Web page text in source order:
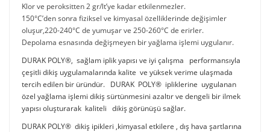
Klor ve peroksitten 2 gr/lt’ye kadar etkilenmezler.
150°C’den sonra fiziksel ve kimyasal özelliklerinde değişimler
oluşur,220-240°C de yumuşar ve 250-260°C de erirler.
Depolama esnasında değişmeyen bir yağlama işlemi uygulanır.
DURAK POLY®, sağlam iplik yapısı ve iyi çalışma performansıyla
çeşitli dikiş uygulamalarında kalite ve yüksek verime ulaşmada
tercih edilen bir üründür. DURAK POLY® ipliklerine uygulanan
özel yağlama işlemi dikiş sürtünmesini azaltır ve dengeli bir ilmek
yapısı oluşturarak kaliteli dikiş görünüşü sağlar.
DURAK POLY® dikiş ipikleri ,kimyasal etkilere , dış hava şartlarına